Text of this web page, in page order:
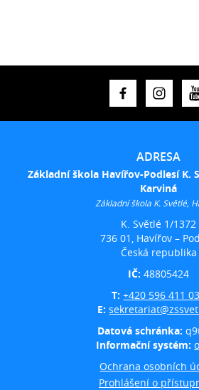
ADRESA
Základní škola Havířov-Podlesí K.
Karviná
Základní škola K. Světlé,
K. Světlé 1/1372
736 01, Havířov –
Česká republika
IČ:48805424
T:+420 596 411
E:
Datová schránka:
Informační systém:
Ochrana osobních
Prohlášení o